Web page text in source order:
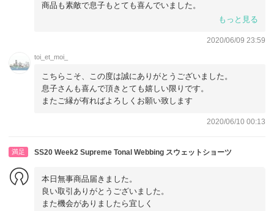
商品も素敵で息子もとても喜んでいました。
もっと見る
2020/06/09 23:59
toi_et_moi_
こちらこそ、この度は誠にありがとうございました。
息子さんも喜んで頂きとても嬉しい限りです。
またご縁が有ればよろしくお願い致します
2020/06/10 00:13
満足 SS20 Week2 Supreme Tonal Webbing スウェットショーツ
本日無事商品届きました。
良い取引ありがとうございました。
また機会がありましたら宜しく